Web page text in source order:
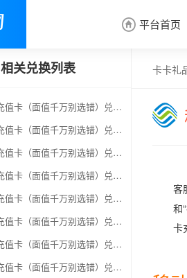
 平台首页
相关兑换列表
移动充值卡（面值千万别选错）兑换京东E卡
移动充值卡（面值千万别选错）兑换中石化加油卡
移动充值卡（面值千万别选错）兑换联通充值卡（面值千万别选错）
移动充值卡（面值千万别选错）兑换电信充值卡（面值千万别选错）
移动充值卡（面值千万别选错）兑换京东钢镚
移动充值卡（面值千万别选错）兑换中石化加油卡无卡号（面值千万别选错）
移动充值卡（面值千万别选错）兑换中石油全国充值卡
移动充值卡（面值千万别选错）兑换京东领货码
卡卡礼
客
和
卡